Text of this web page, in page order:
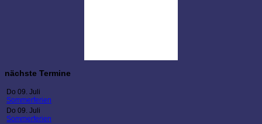
nächste Termine
Do 09. Juli
Sommerferien
Do 09. Juli
Sommerferien